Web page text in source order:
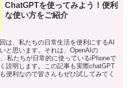
ChatGPTを使ってみよう！便利
な使い方をご紹介
は、私たちの日常生活を便利にするAI
と思います。それは、OpenAIの
私たちが日常的に使っているiPhoneで
説明します。この記事も実際chatGPT
便利なので皆さんもぜひ試してみてく